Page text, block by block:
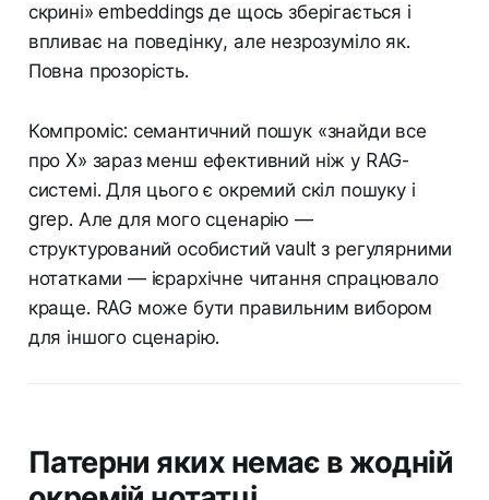
скрині» embeddings де щось зберігається і
впливає на поведінку, але незрозуміло як.
Повна прозорість.
Компроміс: семантичний пошук «знайди все
про X» зараз менш ефективний ніж у RAG-
системі. Для цього є окремий скіл пошуку і
grep. Але для мого сценарію —
структурований особистий vault з регулярними
нотатками — ієрархічне читання спрацювало
краще. RAG може бути правильним вибором
для іншого сценарію.
Патерни яких немає в жодній